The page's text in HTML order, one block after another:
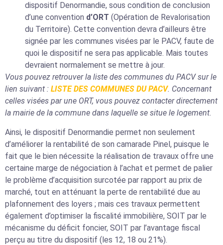
dispositif Denormandie, sous condition de conclusion
d’une convention d’ORT (Opération de Revalorisation
du Territoire). Cette convention devra d’ailleurs être
signée par les communes visées par le PACV, faute de
quoi le dispositif ne sera pas applicable. Mais toutes
devraient normalement se mettre à jour.
Vous pouvez retrouver la liste des communes du PACV sur le
lien suivant : LISTE DES COMMUNES DU PACV. Concernant
celles visées par une ORT, vous pouvez contacter directement
la mairie de la commune dans laquelle se situe le logement.
Ainsi, le dispositif Denormandie permet non seulement
d’améliorer la rentabilité de son camarade Pinel, puisque le
fait que le bien nécessite la réalisation de travaux offre une
certaine marge de négociation à l’achat et permet de palier
le problème d’acquisition surcotée par rapport au prix de
marché, tout en atténuant la perte de rentabilité due au
plafonnement des loyers ; mais ces travaux permettent
également d’optimiser la fiscalité immobilière, SOIT par le
mécanisme du déficit foncier, SOIT par l’avantage fiscal
perçu au titre du dispositif (les 12, 18 ou 21%).